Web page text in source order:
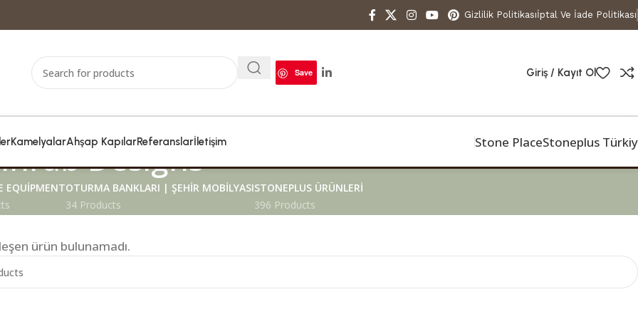
Gizlilik Politikasıİptal Ve İade Politikası
Save Giriş / Kayıt Ol
KamelyalarAhşap KapılarReferanslarİletişim Stone PlaceStoneplus
Designs
EQUIPMENTOTURMA BANKLARI | ŞEHIR MOBILYASI
34 Products
STONEPLUS ÜRÜNLERI
396 Products
ürün bulunamadı.